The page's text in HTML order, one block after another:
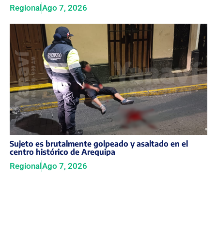
Regional Ago 7, 2026
Sujeto es brutalmente golpeado y asaltado en el
centro histórico de Arequipa
RegionalAgo 7, 2026